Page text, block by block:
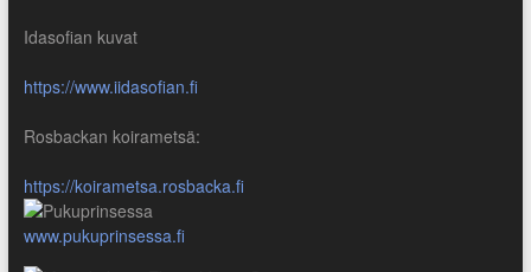
Idasofian kuvat
https://www.iidasofian.fi
Rosbackan koirametsä:
https://koirametsa.rosbacka.fi
www.pukuprinsessa.fi